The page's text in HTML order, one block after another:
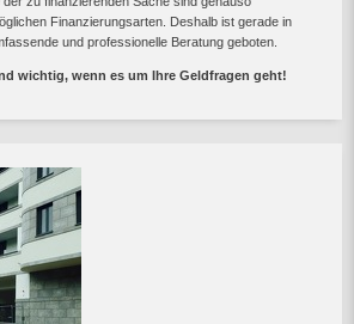
Finanzierungsarten. Deshalb ist gerade in
und professionelle Beratung geboten.
wichtig, wenn es um Ihre Geldfragen geht!